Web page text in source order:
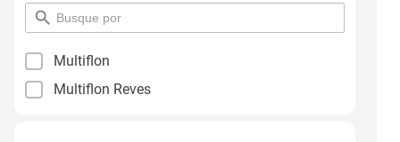
pesquisar
por
Multiflon
Multiflon Reves